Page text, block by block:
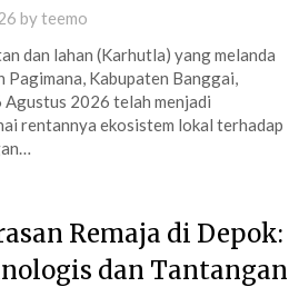
byteemo
dan lahan (Karhutla) yang melanda
Pagimana, Kabupaten Banggai,
Agustus 2026 telah menjadi
rentannya ekosistem lokal terhadap
Remaja di Depok:
dan Tantangan